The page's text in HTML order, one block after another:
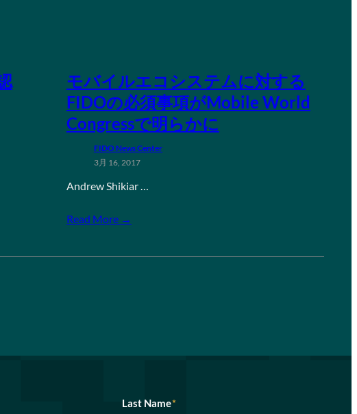
モバイルエコシステムに対する
FIDOの必須事項がMobile World
Congressで明らかに
FIDO News Center
3月 16, 2017
Andrew Shikiar …
Read More →
Last Name*